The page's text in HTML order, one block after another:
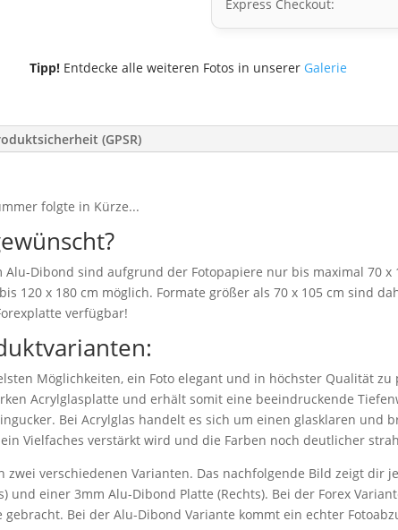
Express Checkout:
Tipp!Entdecke alle weiteren Fotos in unserer Galerie
(GPSR)
folgte in Kürze...
Dibond sind aufgrund der Fotopapiere nur bis maximal 70 x
120 x 180 cm möglich. Formate größer als 70 x 105 cm sind
verfügbar!
Möglichkeiten, ein Foto elegant und in höchster Qualität
Acrylglasplatte und erhält somit eine beeindruckende
Bei Acrylglas handelt es sich um einen glasklaren und
Vielfaches verstärkt wird und die Farben noch deutlicher
zwei verschiedenen Varianten. Das nachfolgende Bild zeigt dir
und einer 3mm Alu-Dibond Platte (Rechts). Bei der Forex
Bei der Alu-Dibond Variante kommt ein echter